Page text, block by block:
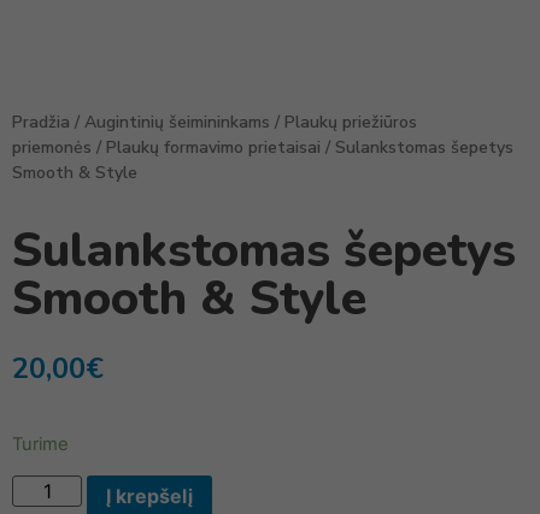
Pradžia / Augintinių šeimininkams / Plaukų priežiūros
priemonės / Plaukų formavimo prietaisai / Sulankstomas šepetys
Smooth & Style
Sulankstomas šepetys
Smooth & Style
20,00€
Turime
Į krepšelį